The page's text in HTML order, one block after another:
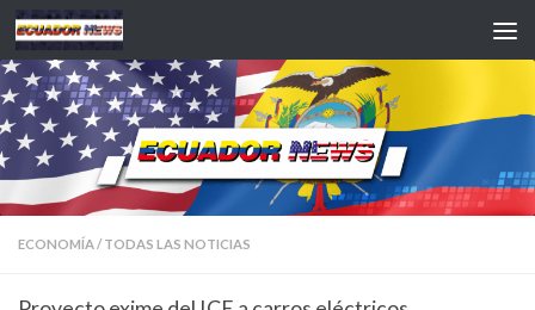
Saltar al contenido
ECONOMÍA/ TODAS LAS NOTICIAS